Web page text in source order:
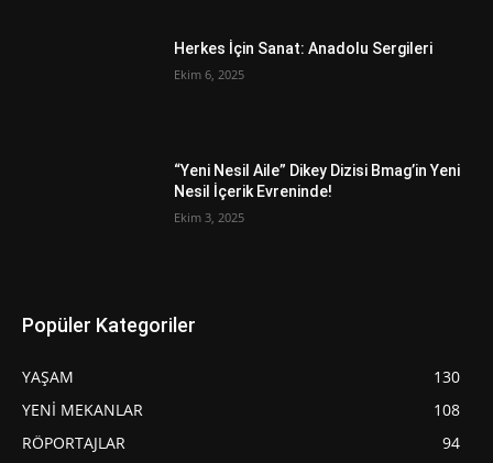
Herkes İçin Sanat: Anadolu Sergileri
Ekim 6, 2025
“Yeni Nesil Aile” Dikey Dizisi Bmag’in Yeni
Nesil İçerik Evreninde!
Ekim 3, 2025
Popüler Kategoriler
YAŞAM
130
YENİ MEKANLAR
108
RÖPORTAJLAR
94